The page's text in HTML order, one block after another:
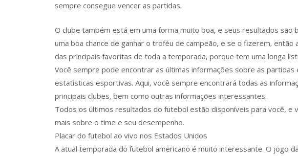
sempre consegue vencer as partidas.
O clube também está em uma forma muito boa, e seus resultados são
uma boa chance de ganhar o troféu de campeão, e se o fizerem, então
das principais favoritas de toda a temporada, porque tem uma longa
Você sempre pode encontrar as últimas informações sobre as partidas
estatísticas esportivas. Aqui, você sempre encontrará todas as
principais clubes, bem como outras informações interessantes.
Todos os últimos resultados do futebol estão disponíveis para você, e
mais sobre o time e seu desempenho.
Placar do futebol ao vivo nos Estados Unidos
A atual temporada do futebol americano é muito interessante. O jogo